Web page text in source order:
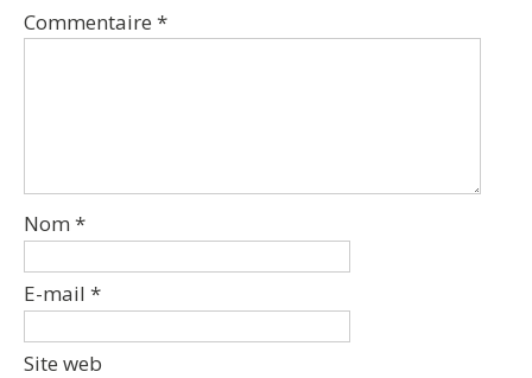
Commentaire *
Nom *
E-mail *
Site web